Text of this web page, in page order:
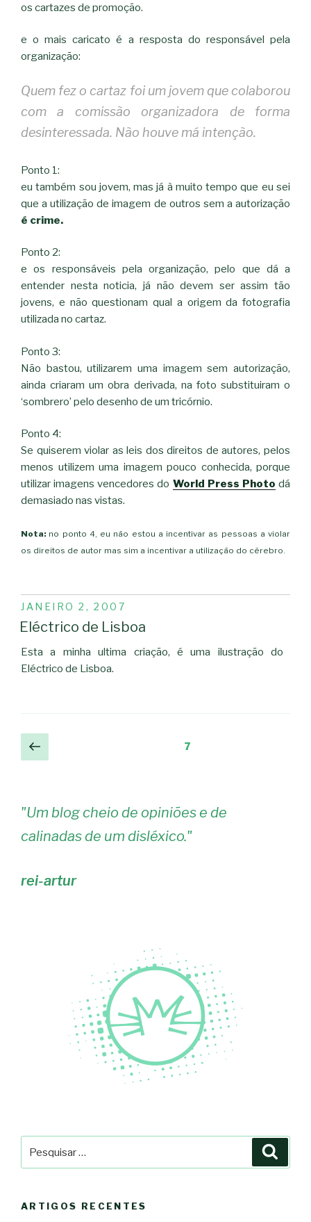
os cartazes de promoção.
e o mais caricato é a resposta do responsável pela
organização:
Quem fez o cartaz foi um jovem que colaborou
com a comissão organizadora de forma
desinteressada. Não houve má intenção.
Ponto 1:
eu também sou jovem, mas já à muito tempo que eu sei
que a utilização de imagem de outros sem a autorização
é crime.
Ponto 2:
e os responsáveis pela organização, pelo que dá a
entender nesta noticia, já não devem ser assim tão
jovens, e não questionam qual a origem da fotografia
utilizada no cartaz.
Ponto 3:
Não bastou, utilizarem uma imagem sem autorização,
ainda criaram um obra derivada, na foto substituiram o
‘sombrero’ pelo desenho de um tricórnio.
Ponto 4:
Se quiserem violar as leis dos direitos de autores, pelos
menos utilizem uma imagem pouco conhecida, porque
utilizar imagens vencedores do World Press Photo dá
demasiado nas vistas.
Nota: no ponto 4, eu não estou a incentivar as pessoas a violar
os direitos de autor mas sim a incentivar a utilização do cérebro.
PUBLICADO
EM
JANEIRO 2, 2007
Eléctrico de Lisboa
Esta a minha ultima criação, é uma ilustração do
Eléctrico de Lisboa.
Navegação
de
Página
anterior
Página7
"Um blog cheio de opiniões e de
calinadas de um disléxico."
rei-artur
por:
ARTIGOS RECENTES